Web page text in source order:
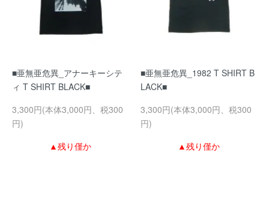
■亜無亜危異_アナーキーシテ
ィ T SHIRT BLACK■
3,300円(本体3,000円、税300
円)
▲残り僅か
■亜無亜危異_1982 T SHIRT B
LACK■
3,300円(本体3,000円、税300
円)
▲残り僅か